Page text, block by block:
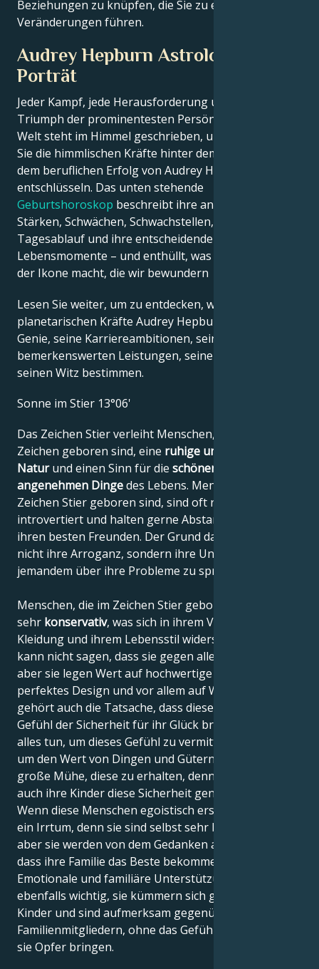
Beziehungen zu knüpfen, die Sie zu echten
Veränderungen führen.
Audrey Hepburn Astrologisches
Porträt
Jeder Kampf, jede Herausforderung und jeder
Triumph der prominentesten Persönlichkeiten der
Welt steht im Himmel geschrieben, und jetzt können
Sie die himmlischen Kräfte hinter dem Charme und
dem beruflichen Erfolg von Audrey Hepburn
entschlüsseln. Das unten stehende
Geburtshoroskop beschreibt ihre angeborenen
Stärken, Schwächen, Schwachstellen, ihren
Tagesablauf und ihre entscheidenden
Lebensmomente – und enthüllt, was genau sie zu
der Ikone macht, die wir bewundern
Lesen Sie weiter, um zu entdecken, wie die
planetarischen Kräfte Audrey Hepburns kreatives
Genie, seine Karriereambitionen, seine
bemerkenswerten Leistungen, seine Weisheit und
seinen Witz bestimmen.
Sonne im Stier 13°06'
Das Zeichen Stier verleiht Menschen, die in diesem
Zeichen geboren sind, eine ruhige und geduldige
Naturund einen Sinn für die schönen und
angenehmen Dingedes Lebens. Menschen, die im
Zeichen Stier geboren sind, sind oft recht
introvertiert und halten gerne Abstand, selbst zu
ihren besten Freunden. Der Grund dafür ist jedoch
nicht ihre Arroganz, sondern ihre Unfähigkeit, mit
jemandem über ihre Probleme zu sprechen.
Menschen, die im Zeichen Stier geboren sind, sind
sehr konservativ, was sich in ihrem Verhalten, ihrer
Kleidung und ihrem Lebensstil widerspiegelt. Man
kann nicht sagen, dass sie gegen alles Moderne sind,
aber sie legen Wert auf hochwertige Materialien,
perfektes Design und vor allem auf Werte. Dazu
gehört auch die Tatsache, dass diese Menschen das
Gefühl der Sicherheit für ihr Glück brauchen und
alles tun, um dieses Gefühl zu vermitteln. Sie wissen
um den Wert von Dingen und Gütern und geben sich
große Mühe, diese zu erhalten, denn sie wollen, dass
auch ihre Kinder diese Sicherheit genießen können.
Wenn diese Menschen egoistisch erscheinen, ist das
ein Irrtum, denn sie sind selbst sehr bescheiden,
aber sie werden von dem Gedanken angetrieben,
dass ihre Familie das Beste bekommen muss.
Emotionale und familiäre Unterstützung sind ihnen
ebenfalls wichtig, sie kümmern sich gut um ihre
Kinder und sind aufmerksam gegenüber älteren
Familienmitgliedern, ohne das Gefühl zu haben, dass
sie Opfer bringen.